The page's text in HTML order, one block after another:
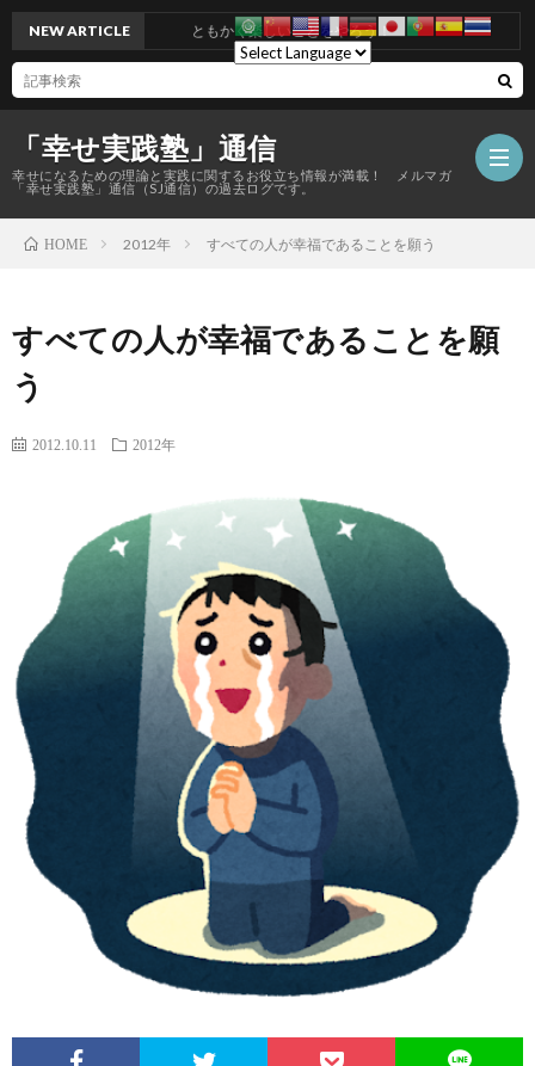
「幸せ実践塾」通信
幸せになるための理論と実践に関するお役立ち情報が満載！ メルマガ
「幸せ実践塾」通信（SJ通信）の過去ログです。
NEW ARTICLE ともかく楽しいことをやろう！
HOME 2012年 すべての人が幸福であることを願う
すべての人が幸福であることを願
う
2012.10.11 2012年